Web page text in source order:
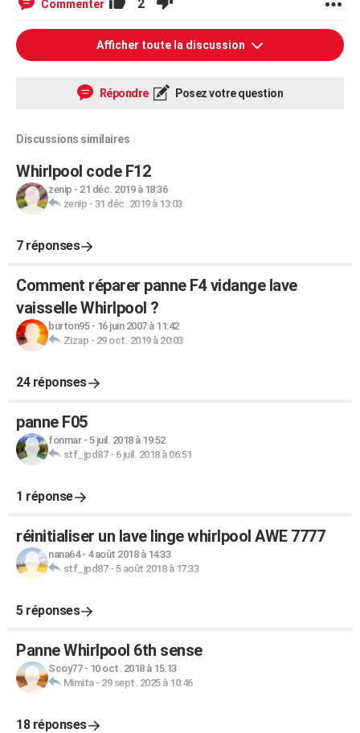
Commenter 2
Afficher toute la discussion
Répondre Posez votre question
Discussions similaires
Whirlpool code F12
zenip - 21 déc. 2019 à 18:36
zenip - 31 déc. 2019 à 13:03
7 réponses
Comment réparer panne F4 vidange lave
vaisselle Whirlpool ?
burton95- 16 juin 2007 à 11:42
Zizap - 29 oct. 2019 à 20:03
24 réponses
panne F05
fonmar- 5 juil. 2018 à 19:52
stf_jpd87- 6 juil. 2018 à 06:51
1 réponse
réinitialiser un lave linge whirlpool AWE 7777
nana64- 4 août 2018 à 14:33
stf_jpd87- 5 août 2018 à 17:33
5 réponses
Panne Whirlpool 6th sense
Scoy77- 10 oct. 2018 à 15:13
Mimita- 29 sept. 2025 à 10:46
18 réponses